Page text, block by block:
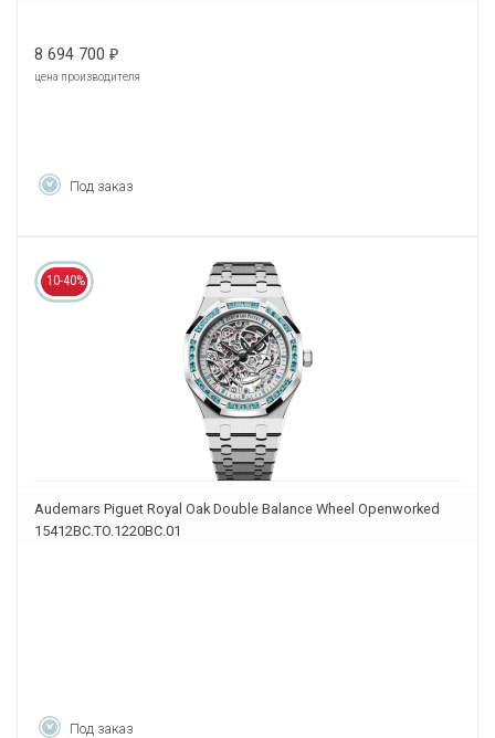
8 694 700 ₽
цена производителя
Под заказ
10-40%
Audemars Piguet Royal Oak Double Balance Wheel Openworked
15412BC.TO.1220BC.01
Под заказ